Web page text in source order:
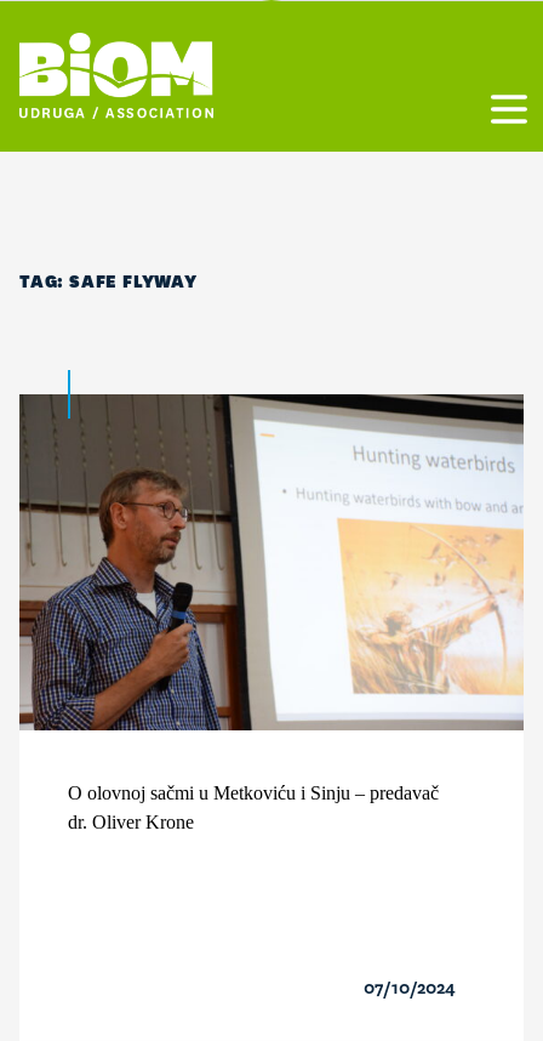
TAG: SAFE FLYWAY
O olovnoj sačmi u Metkoviću i Sinju – predavač
dr. Oliver Krone
07/10/2024